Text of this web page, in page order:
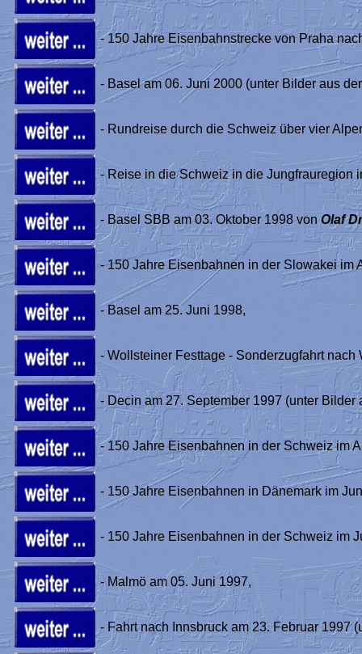
- 150 Jahre Eisenbahnstrecke von Praha
- Basel am 06. Juni 2000 (unter Bilder aus
- Rundreise durch die Schweiz über vier
- Reise in die Schweiz in die Jungfrauregion
- Basel SBB am 03. Oktober 1998 von Olaf
- 150 Jahre Eisenbahnen in der Slowakei im
- Basel am 25. Juni 1998,
- Wollsteiner Festtage - Sonderzugfahrt nach
- Decin am 27. September 1997 (unter Bilder
- 150 Jahre Eisenbahnen in der Schweiz im
- 150 Jahre Eisenbahnen in Dänemark im
- 150 Jahre Eisenbahnen in der Schweiz im
- Malmö am 05. Juni 1997,
- Fahrt nach Innsbruck am 23. Februar 1997